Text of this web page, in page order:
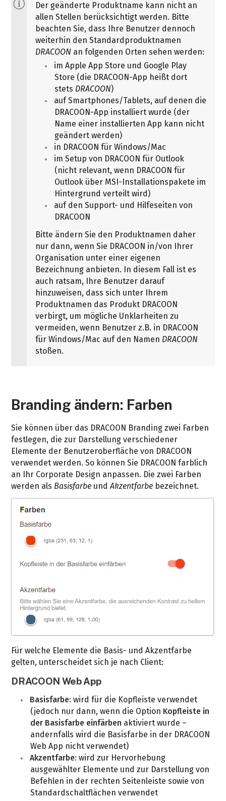
Der geänderte Produktname kann nicht an
allen Stellen berücksichtigt werden. Bitte
beachten Sie, dass Ihre Benutzer dennoch
weiterhin den Standardproduktnamen
DRACOON an folgenden Orten sehen werden:
im Apple App Store und Google Play
Store (die DRACOON-App heißt dort
stets DRACOON)
auf Smartphones/Tablets, auf denen die
DRACOON-App installiert wurde (der
Name einer installierten App kann nicht
geändert werden)
in DRACOON für Windows/Mac
im Setup von DRACOON für Outlook
(nicht relevant, wenn DRACOON für
Outlook über MSI-Installationspakete im
Hintergrund verteilt wird)
auf den Support- und Hilfeseiten von
DRACOON
Bitte ändern Sie den Produktnamen daher
nur dann, wenn Sie DRACOON in/von Ihrer
Organisation unter einer eigenen
Bezeichnung anbieten. In diesem Fall ist es
auch ratsam, Ihre Benutzer darauf
hinzuweisen, dass sich unter Ihrem
Produktnamen das Produkt DRACOON
verbirgt, um mögliche Unklarheiten zu
vermeiden, wenn Benutzer z.B. in DRACOON
für Windows/Mac auf den Namen DRACOON
stoßen.
Branding ändern: Farben
Sie können über das DRACOON Branding zwei Farben
festlegen, die zur Darstellung verschiedener
Elemente der Benutzeroberfläche von DRACOON
verwendet werden. So können Sie DRACOON farblich
an Ihr Corporate Design anpassen. Die zwei Farben
werden als Basisfarbe undAkzentfarbe bezeichnet.
Für welche Elemente die Basis- und Akzentfarbe
gelten, unterscheidet sich je nach Client:
DRACOON Web App
Basisfarbe: wird für die Kopfleiste verwendet
(jedoch nur dann, wenn die Option Kopfleiste in
der Basisfarbe einfärben aktiviert wurde –
andernfalls wird die Basisfarbe in der DRACOON
Web App nicht verwendet)
Akzentfarbe: wird zur Hervorhebung
ausgewählter Elemente und zur Darstellung von
Befehlen in der rechten Seitenleiste sowie von
Standardschaltflächen verwendet